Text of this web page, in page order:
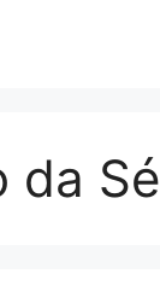
da Sé